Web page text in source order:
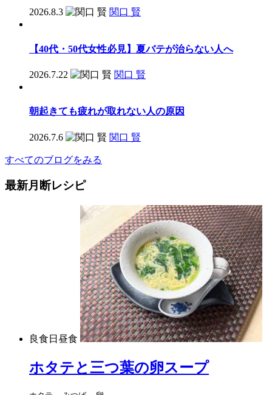
2026.8.3 関口 賢
【40代・50代女性必見】夏バテが治らない人へ
2026.7.22 関口 賢
朝起きても疲れが取れない人の原因
2026.7.6 関口 賢
すべてのブログをみる
最新月断レシピ
良食日昼食
ホタテと三つ葉の卵スープ